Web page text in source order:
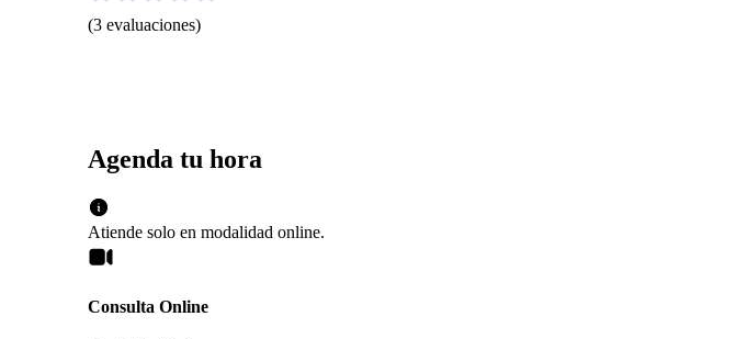
(3 evaluaciones)
Agenda tu hora
Atiende solo en modalidad online.
Consulta Online